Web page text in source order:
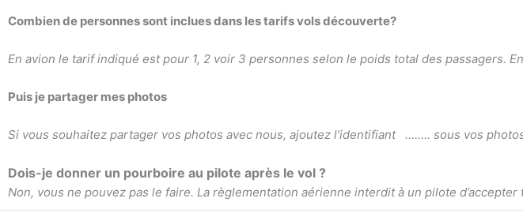
Combien de personnes sont inclues dans les tarifs vols découverte?
En avion le tarif indiqué est pour 1, 2 voir 3 personnes selon le poids total des passagers.
Puis je partager mes photos
Si vous souhaitez partager vos photos avec nous, ajoutez l’identifiant …….. sous vos
Dois-je donner un pourboire au pilote après le vol ?
Non, vous ne pouvez pas le faire. La règlementation aérienne interdit à un pilote